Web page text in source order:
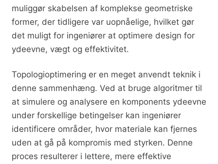
muliggør skabelsen af komplekse geometriske
former, der tidligere var uopnåelige, hvilket gør
det muligt for ingeniører at optimere design for
ydeevne, vægt og effektivitet.
Topologioptimering er en meget anvendt teknik i
denne sammenhæng. Ved at bruge algoritmer til
at simulere og analysere en komponents ydeevne
under forskellige betingelser kan ingeniører
identificere områder, hvor materiale kan fjernes
uden at gå på kompromis med styrken. Denne
proces resulterer i lettere, mere effektive